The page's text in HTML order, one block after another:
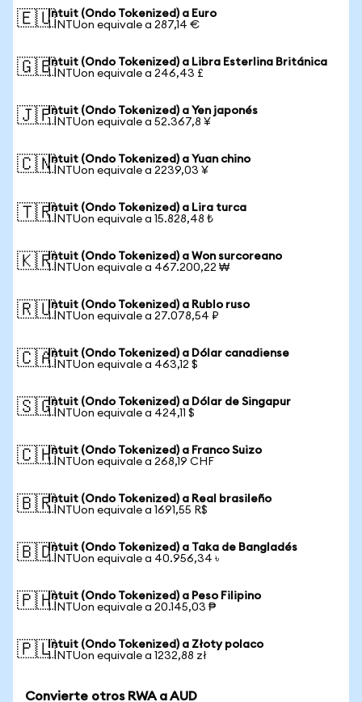
🇪🇺Intuit (Ondo Tokenized) a Euro
1 INTUon equivale a 287,14 €
🇬🇧Intuit (Ondo Tokenized) a Libra Esterlina Británica
1 INTUon equivale a 246,43 £
🇯🇵Intuit (Ondo Tokenized) a Yen japonés
1 INTUon equivale a 52.367,8 ¥
🇨🇳Intuit (Ondo Tokenized) a Yuan chino
1 INTUon equivale a 2239,03 ¥
🇹🇷Intuit (Ondo Tokenized) a Lira turca
1 INTUon equivale a 15.828,48 ₺
🇰🇷Intuit (Ondo Tokenized) a Won surcoreano
1 INTUon equivale a 467.200,22 ₩
🇷🇺Intuit (Ondo Tokenized) a Rublo ruso
1 INTUon equivale a 27.078,54 ₽
🇨🇦Intuit (Ondo Tokenized) a Dólar canadiense
1 INTUon equivale a 463,12 $
🇸🇬Intuit (Ondo Tokenized) a Dólar de Singapur
1 INTUon equivale a 424,11 $
🇨🇭Intuit (Ondo Tokenized) a Franco Suizo
1 INTUon equivale a 268,19 CHF
🇧🇷Intuit (Ondo Tokenized) a Real brasileño
1 INTUon equivale a 1691,55 R$
🇧🇩Intuit (Ondo Tokenized) a Taka de Bangladés
1 INTUon equivale a 40.956,34 ৳
🇵🇭Intuit (Ondo Tokenized) a Peso Filipino
1 INTUon equivale a 20.145,03 ₱
🇵🇱Intuit (Ondo Tokenized) a Złoty polaco
1 INTUon equivale a 1232,88 zł
Convierte otros RWA a AUD